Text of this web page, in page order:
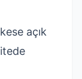
açık